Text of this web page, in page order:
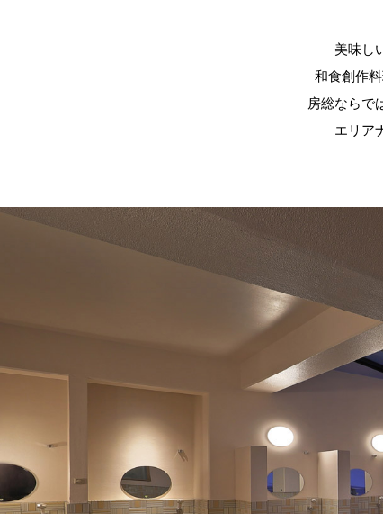
美味し
和食創作
房総ならで
エリア